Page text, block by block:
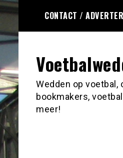
Ga
naar
de
inhoud
CONTACT /
Wedden op voetbal,
bookmakers,
meer!